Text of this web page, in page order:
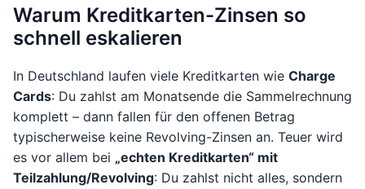
Warum Kreditkarten-Zinsen so
schnell eskalieren
In Deutschland laufen viele Kreditkarten wie Charge
Cards: Du zahlst am Monatsende die Sammelrechnung
komplett – dann fallen für den offenen Betrag
typischerweise keine Revolving-Zinsen an. Teuer wird
es vor allem bei „echten Kreditkarten“ mit
Teilzahlung/Revolving: Du zahlst nicht alles, sondern